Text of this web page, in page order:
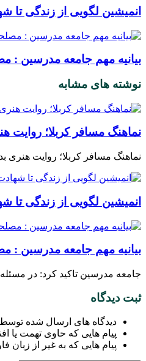
انمیشین لگویی از زندگی تا
بیانیه مهم جامعه مدرسین :
نوشته های مشابه
نماهنگ مسافر کربلا؛ روایت
نماهنگ مسافر کربلا؛ روایت هنری
انمیشین لگویی از زندگی تا
بیانیه مهم جامعه مدرسین :
جامعه مدرسین تاکید کرد: در
ثبت دیدگاه
دیدگاه های ارسال شده
پیام هایی که حاوی تهمت یا
پیام هایی که به غیر از زبان